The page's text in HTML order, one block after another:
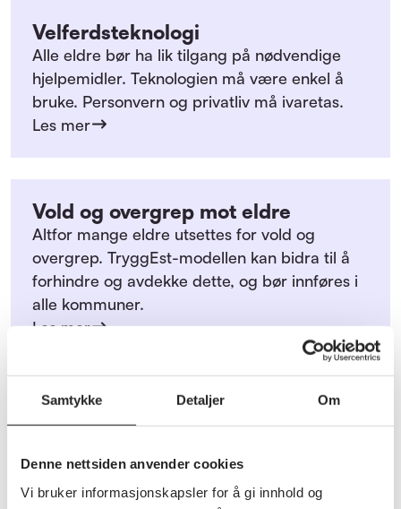
Samtykke Detaljer Om
Denne nettsiden anvender cookies
Vi bruker informasjonskapsler for å gi innhold og
Velferdsteknologi
Alle eldre bør ha lik tilgang på nødvendige
hjelpemidler. Teknologien må være enkel å
bruke. Personvern og privatliv må ivaretas.
Les mer
Vold og overgrep mot eldre
Altfor mange eldre utsettes for vold og
overgrep. TryggEst-modellen kan bidra til å
forhindre og avdekke dette, og bør innføres i
alle kommuner.
Les mer